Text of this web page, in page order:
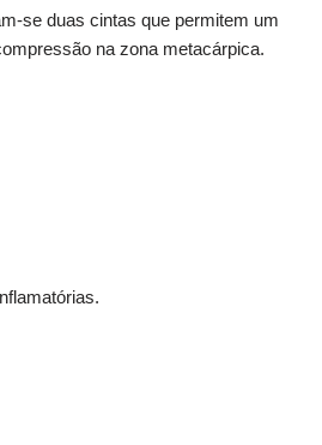
se duas cintas que permitem um
na zona metacárpica.